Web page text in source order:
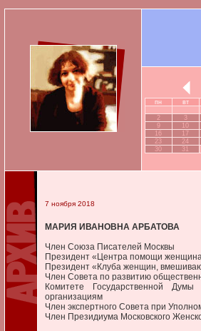
пн вт
2
3
9
10
16
17
23
24
30
31
7 ноября 2018
МАРИЯ ИВАНОВНА АРБАТОВА
Член Союза Писателей Москвы
Президент «Центра помощи
Президент «Клуба женщин,
Член Совета по развитию
Комитете Государственной
организациям
Член экспертного Совета при
Член Президиума Московского